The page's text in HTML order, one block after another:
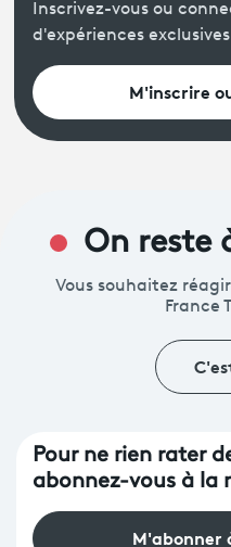
Inscrivez-vous ou
d'expériences
M'inscrire
On reste
Vous souhaitez
France
Pour ne rien rater
abonnez-vous à la
M'abonner